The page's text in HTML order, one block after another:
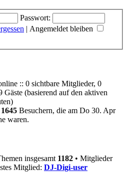
Passwort:
| Angemeldet bleiben
:: 0 sichtbare Mitglieder, 0
(basierend auf den aktiven
1645 Besuchern, die am Do 30. Apr
waren.
insgesamt 1182 • Mitglieder
Mitglied: DJ-Digi-user